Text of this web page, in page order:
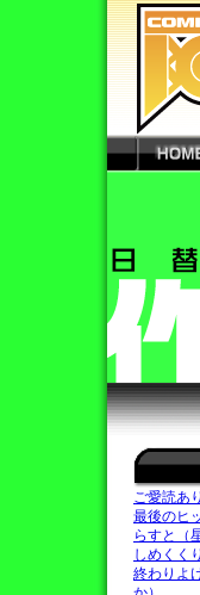
ご愛読あ
最後のヒ
らすと（
しめくく
終わりよ